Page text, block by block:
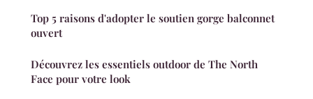
Top 5 raisons d'adopter le soutien gorge balconnet
ouvert
Découvrez les essentiels outdoor de The North
Face pour votre look